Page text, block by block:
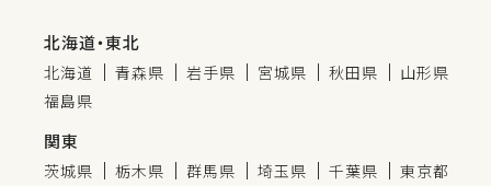
北海道・東北
北海道 青森県 岩手県 宮城県 秋田県
山形県
福島県
関東
茨城県 栃木県 群馬県 埼玉県 千葉県
東京都